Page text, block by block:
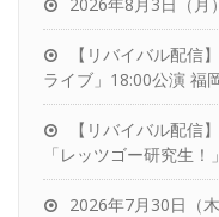
【リバイバル配信
ライブ」18:00公演 福
【リバイバル配信
「レッツゴー研究生
2026年7月30日（